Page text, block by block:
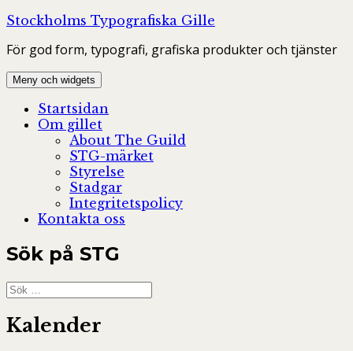
Hoppa
innehåll
Stockholms Typografiska Gille
För god form, typografi, grafiska produkter och tjänster
Meny och widgets
Startsidan
Om gillet
About The Guild
STG-märket
Styrelse
Stadgar
Integritetspolicy
Kontakta oss
Sök på STG
Sök
efter:
Kalender